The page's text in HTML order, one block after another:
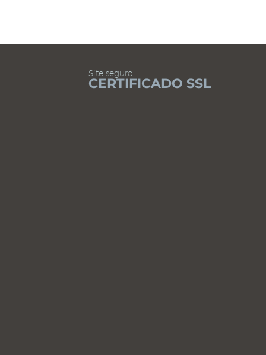
Site seguro
CERTIFICADO SSL